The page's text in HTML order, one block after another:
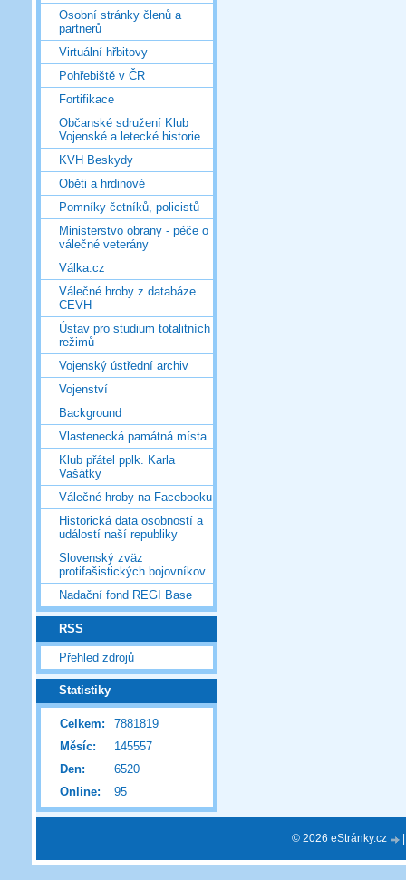
Osobní stránky členů a
partnerů
Virtuální hřbitovy
Pohřebiště v ČR
Fortifikace
Občanské sdružení Klub
Vojenské a letecké historie
KVH Beskydy
Oběti a hrdinové
Pomníky četníků, policistů
Ministerstvo obrany - péče o
válečné veterány
Válka.cz
Válečné hroby z databáze
CEVH
Ústav pro studium totalitních
režimů
Vojenský ústřední archiv
Vojenství
Background
Vlastenecká památná místa
Klub přátel pplk. Karla
Vašátky
Válečné hroby na Facebooku
Historická data osobností a
událostí naší republiky
Slovenský zväz
protifašistických bojovníkov
Nadační fond REGI Base
RSS
Přehled zdrojů
Statistiky
Online: 95
Celkem:
7881819
Měsíc:
145557
Den:
6520
© 2026 eStránky.cz